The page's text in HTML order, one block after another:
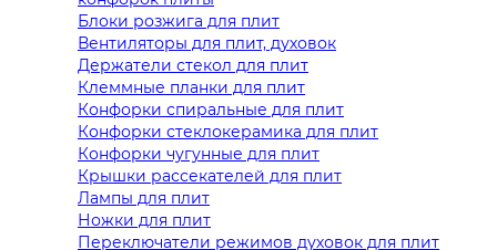
Блоки розжига для плит
Вентиляторы для плит, духовок
Держатели стекол для плит
Клеммные планки для плит
Конфорки спиральные для плит
Конфорки стеклокерамика для плит
Конфорки чугунные для плит
Крышки рассекателей для плит
Лампы для плит
Ножки для плит
Переключатели режимов духовок для плит